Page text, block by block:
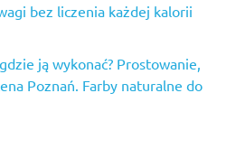
bez liczenia każdej kalorii
ją wykonać? Prostowanie,
Poznań. Farby naturalne do